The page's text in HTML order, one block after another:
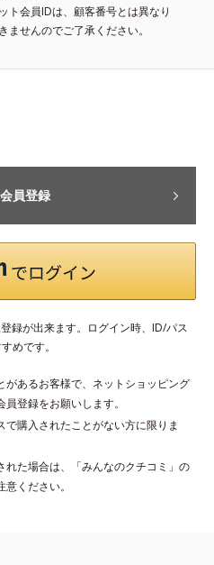
ト会員IDは、顧客番号とは異なり
ませんのでご了承ください。
員登録
録が出来ます。ログイン時、ID/パス
めです。
があるお客様で、ネットショッピング
登録をお願いします。
購入されたことがない方に限りま
れた場合は、「みんなのクチコミ」の
ください。